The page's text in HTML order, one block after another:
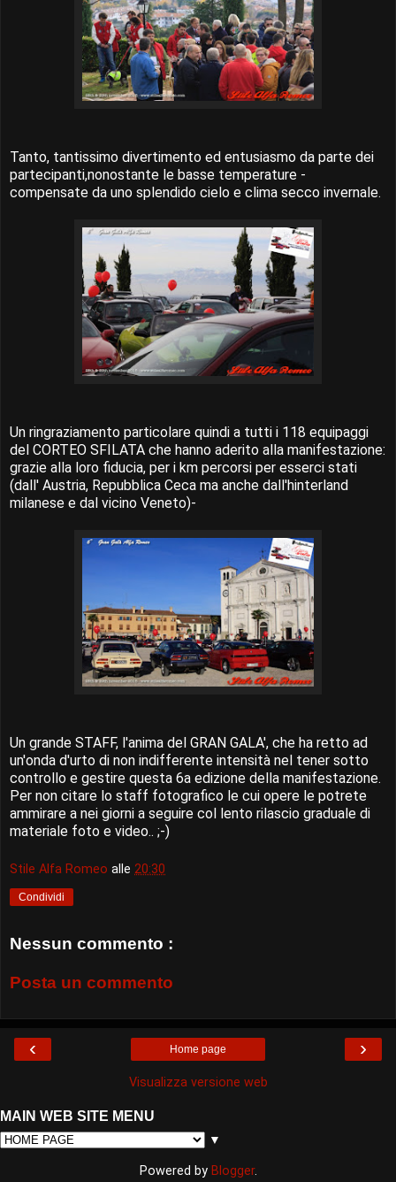
Tanto, tantissimo divertimento ed entusiasmo da parte dei
partecipanti,nonostante le basse temperature -
compensate da uno splendido cielo e clima secco invernale.
Un ringraziamento particolare quindi a tutti i 118 equipaggi
del CORTEO SFILATA che hanno aderito alla manifestazione:
grazie alla loro fiducia, per i km percorsi per esserci stati
(dall' Austria, Repubblica Ceca ma anche dall'hinterland
milanese e dal vicino Veneto)-
Un grande STAFF, l'anima del GRAN GALA', che ha retto ad
un'onda d'urto di non indifferente intensità nel tener sotto
controllo e gestire questa 6a edizione della manifestazione.
Per non citare lo staff fotografico le cui opere le potrete
ammirare a nei giorni a seguire col lento rilascio graduale di
materiale foto e video.. ;-)
Stile Alfa Romeo alle 20:30
Condividi
Nessun commento :
Posta un commento
‹ ›
Home page
Visualizza versione web
MAIN WEB SITE MENU
▼
Powered by Blogger.